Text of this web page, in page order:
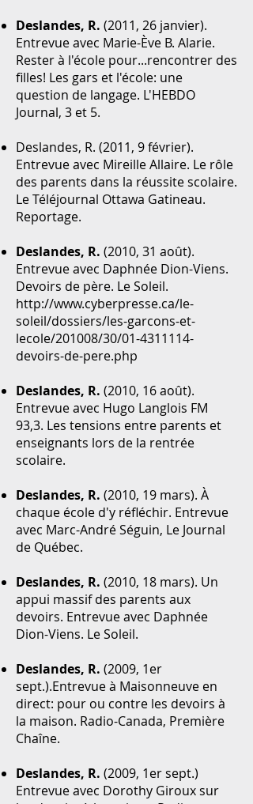
Deslandes, R. (2011, 26 janvier).
Entrevue avec Marie-Ève B. Alarie.
Rester à l'école pour...rencontrer des
filles! Les gars et l'école: une
question de langage. L'HEBDO
Journal, 3 et 5.
Deslandes, R. (2011, 9 février).
Entrevue avec Mireille Allaire. Le rôle
des parents dans la réussite scolaire.
Le Téléjournal Ottawa Gatineau.
Reportage.
Deslandes, R. (2010, 31 août).
Entrevue avec Daphnée Dion-Viens.
Devoirs de père. Le Soleil.
http://www.cyberpresse.ca/le-
soleil/dossiers/les-garcons-et-
lecole/201008/30/01-4311114-
devoirs-de-pere.php
Deslandes, R. (2010, 16 août).
Entrevue avec Hugo Langlois FM
93,3. Les tensions entre parents et
enseignants lors de la rentrée
scolaire.
Deslandes, R. (2010, 19 mars). À
chaque école d'y réfléchir. Entrevue
avec Marc-André Séguin, Le Journal
de Québec.
Deslandes, R. (2010, 18 mars). Un
appui massif des parents aux
devoirs. Entrevue avec Daphnée
Dion-Viens. Le Soleil.
Deslandes, R. (2009, 1er
sept.).Entrevue à Maisonneuve en
direct: pour ou contre les devoirs à
la maison. Radio-Canada, Première
Chaîne.
Deslandes, R. (2009, 1er sept.)
Entrevue avec Dorothy Giroux sur